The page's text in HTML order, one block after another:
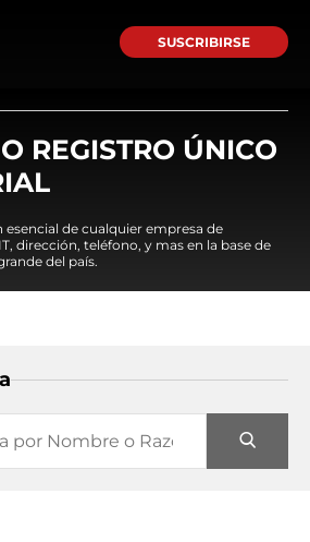
SUSCRIBIRSE
REGISTRO ÚNICO
esencial de cualquier empresa de
dirección, teléfono, y mas en la base de
del país.